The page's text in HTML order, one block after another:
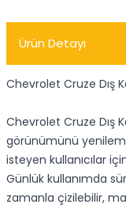
Ürün Detayı
Chevrolet Cruze Dış
Chevrolet Cruze Dış
görünümünü
isteyen kullanıcılar
Günlük kullanımda
zamanla çizilebilir,